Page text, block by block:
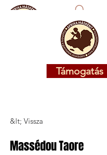
Támogatás
Támogatás
&lt; Vissza
Massédou Taore